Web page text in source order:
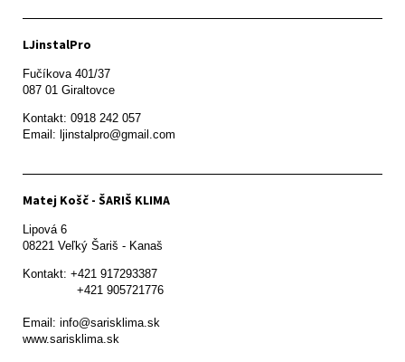
LJinstalPro
Fučíkova 401/37
087 01 Giraltovce
Kontakt: 0918 242 057
Email: ljinstalpro@gmail.com
Matej Košč - ŠARIŠ KLIMA
Lipová 6
08221 Veľký Šariš - Kanaš
Kontakt: +421 917293387
Email: info@sarisklima.sk
www.sarisklima.sk